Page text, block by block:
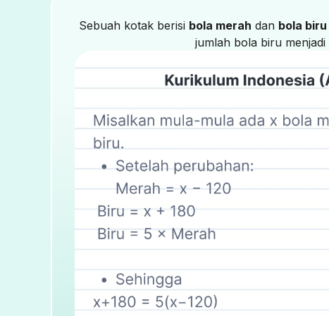
Sebuah kotak berisi bola merah dan bola biru
jumlah bola biru menjadi